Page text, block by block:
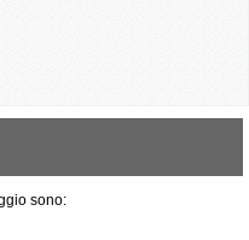
sono: